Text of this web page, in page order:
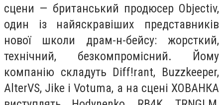
сцени — британський продюсер Objectiv,
один із найяскравіших представників
нової школи драм-н-бейсу: жорсткий,
технічний, безкомпромісний. Йому
компанію складуть Diff!rant, Buzzkeeper,
AlterVS, Jike і Votuma, а на сцені ХОВАНКА